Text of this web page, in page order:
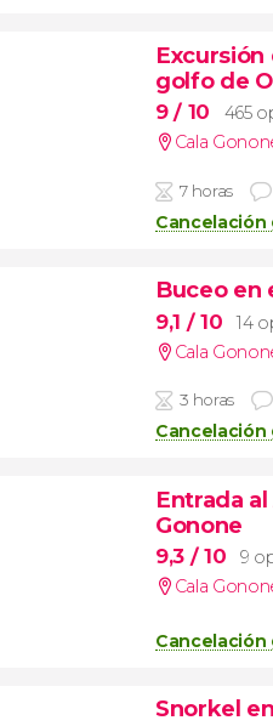
Excursión
golfo de
9/ 10
465
Cala
7 horas
Buceo en
9,1 / 10
14
Cala
3 horas
Entrada
Gonone
9,3 / 10
9
Cala
Snorkel